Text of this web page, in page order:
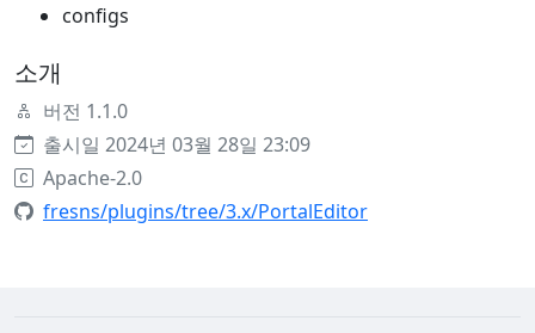
configs
소개
버전 1.1.0
출시일 2024년 03월 28일 23:09
Apache-2.0
fresns/plugins/tree/3.x/PortalEditor